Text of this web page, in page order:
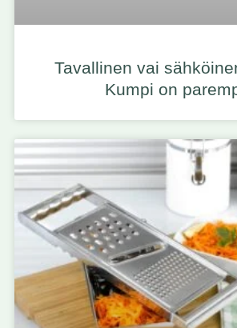
Tavallinen vai
Kumpi on